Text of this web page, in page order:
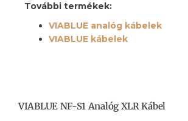
További termékek:
VIABLUE analóg kábelek
VIABLUE kábelek
VIABLUE NF-S1 Analóg XLR Kábel